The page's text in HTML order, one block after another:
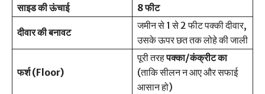
साइड की ऊंचाई
8 फीट
दीवार की बनावट
जमीन से 1 से 2 फीट पक्की दीवार,
उसके ऊपर छत तक लोहे की जाली
फर्श (Floor)
पूरी तरहपक्का/कंक्रीट का
(ताकि सीलन न आए और सफाई
आसान हो)